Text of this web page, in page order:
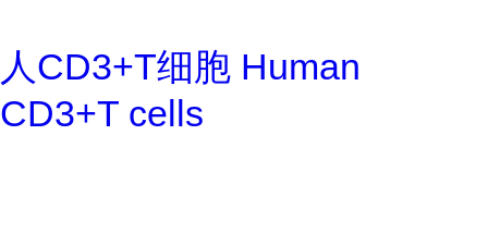
人CD3+T细胞 Human
CD3+T cells